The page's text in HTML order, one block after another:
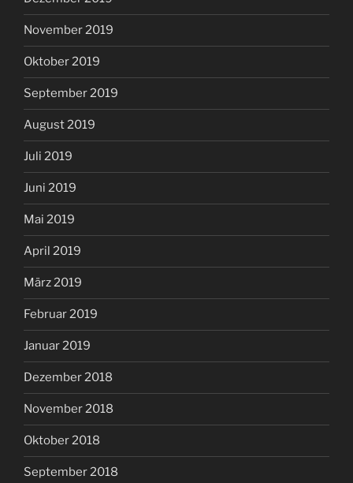
November 2019
Oktober 2019
September 2019
August 2019
Juli 2019
Juni 2019
Mai 2019
April 2019
März 2019
Februar 2019
Januar 2019
Dezember 2018
November 2018
Oktober 2018
September 2018